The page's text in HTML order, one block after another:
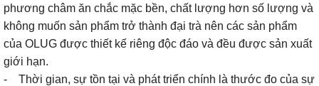
phương châm ăn chắc mặc bền, chất lượng hơn số lượng và
không muốn sản phẩm trở thành đại trà nên các sản phẩm
của OLUG được thiết kế riêng độc đáo và đều được sản xuất
giới hạn.
- Thời gian, sự tồn tại và phát triển chính là thước đo của sự